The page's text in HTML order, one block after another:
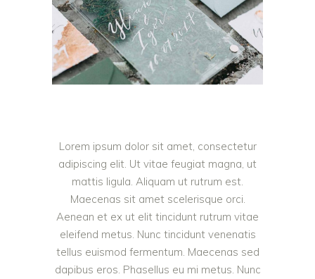
Lorem ipsum dolor sit amet, consectetur
adipiscing elit. Ut vitae feugiat magna, ut
mattis ligula. Aliquam ut rutrum est.
Maecenas sit amet scelerisque orci.
Aenean et ex ut elit tincidunt rutrum vitae
eleifend metus. Nunc tincidunt venenatis
tellus euismod fermentum. Maecenas sed
dapibus eros. Phasellus eu mi metus. Nunc